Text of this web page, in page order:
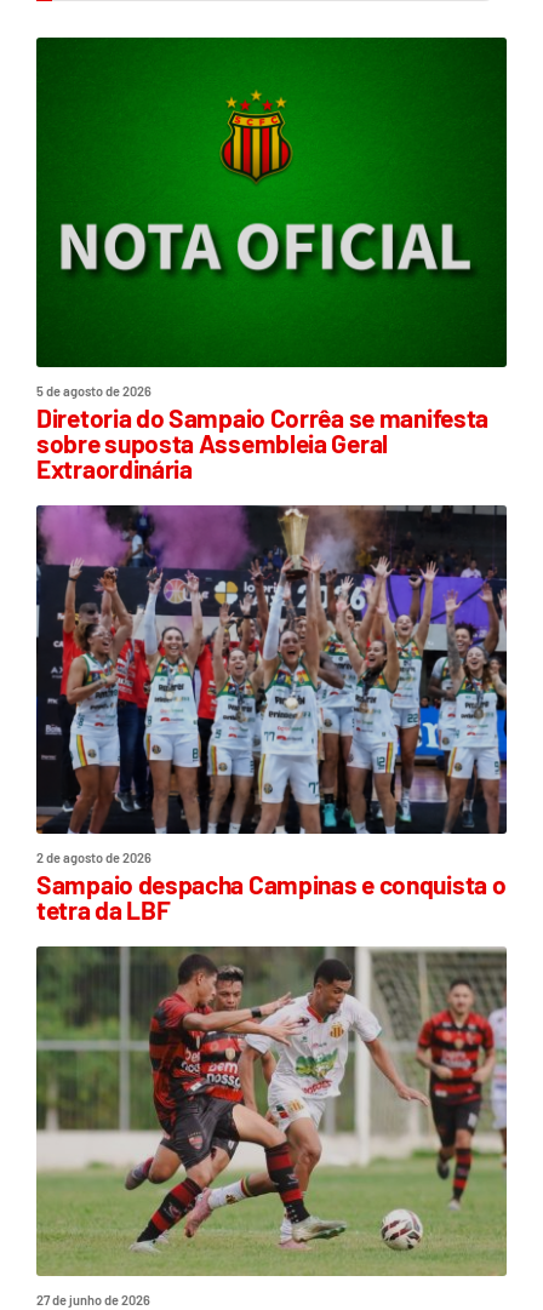
5 de agosto de 2026
Diretoria do Sampaio Corrêa se manifesta
sobre suposta Assembleia Geral
Extraordinária
2 de agosto de 2026
Sampaio despacha Campinas e conquista o
tetra da LBF
27 de junho de 2026